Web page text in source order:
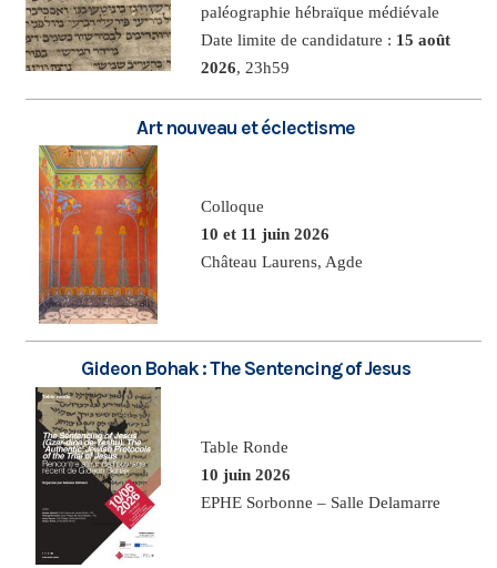
paléographie hébraïque médiévale
Date limite de candidature : 15 août
2026, 23h59
Art nouveau et éclectisme
Colloque
10 et 11 juin 2026
Château Laurens, Agde
Gideon Bohak : The Sentencing of Jesus
Table Ronde
10 juin 2026
EPHE Sorbonne – Salle Delamarre